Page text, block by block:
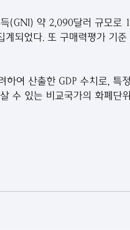
(GNI) 약 2,090달러 규모로
되었다. 또 구매력평가 기
여 산출한 GDP 수치로, 특
수 있는 비교국가의 화폐단